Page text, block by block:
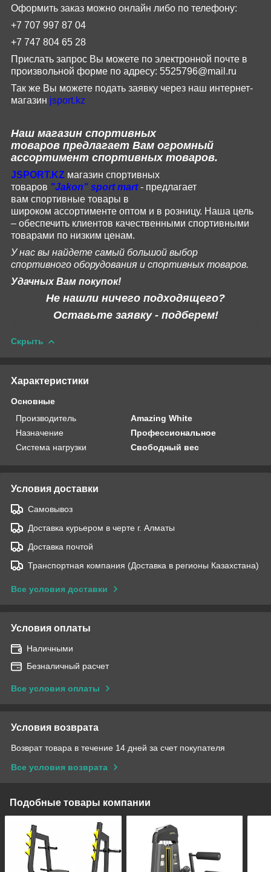
Оформить заказ можно онлайн либо по телефону:
+7 707 997 87 04
+7 747 804 65 28
Прислать запрос Вы можете по электронной почте в
произвольной форме по адресу: 5525796@mail .ru
Так же Вы можете подать заявку через наш интернет-
магазин jsport.kz
Наш магазин спортивных
товаров предлагает Вам огромный
ассортимент спортивных товаров.
JSPORT.KZ магазин спортивных
товаров "Jakon" sport mart - предлагает
вам спортивные товары в
широком ассортименте оптом и в розницу. Наша цель
– обеспечить клиентов качественными спортивными
товарами по низким ценам.
У нас вы найдете самый большой выбор
спортивного оборудования и спортивных товаров.
Удачных Вам покупок!
Не нашли ничего подходящего?
Оставьте заявку - подберем!
Скрыть
Характеристики
Основные
Производитель
Amazing White
Назначение
Профессиональное
Система нагрузки
Свободный вес
Условия доставки
Самовывоз
Доставка курьером в черте г. Алматы
Доставка почтой
Транспортная компания (Доставка в регионы Казахстана)
Все условия доставки
Условия оплаты
Наличными
Безналичный расчет
Все условия оплаты
Условия возврата
Возврат товара в течение 14 дней за счет покупателя
Все условия возврата
Подобные товары компании